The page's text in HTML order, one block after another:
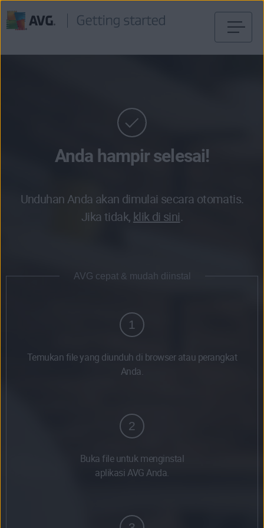
Anda hampir selesai!
Unduhan Anda akan dimulai secara otomatis.
Jika tidak, klik di sini.
AVG cepat & mudah diinstal
1
Temukan file yang diunduh di browser atau perangkat
Anda.
2
Buka file untuk menginstal
aplikasi AVG Anda.